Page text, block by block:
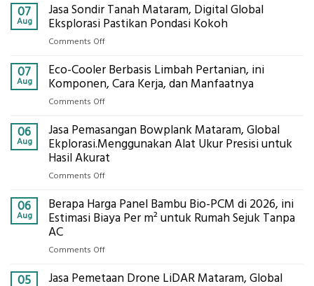
07
Aug
Jasa Sondir Tanah Mataram, Digital Global
Eksplorasi Pastikan Pondasi Kokoh
Comments Offon
Sondir
Tanah
Eksplorasi
Pastikan
Pondasi
Kokoh
07
Aug
Eco-Cooler Berbasis Limbah Pertanian, ini
Komponen, Cara Kerja, dan Manfaatnya
Comments Offon
Cooler
Berbasis
Limbah
Cara
Kerja,
Manfaatnya
06
Aug
Jasa Pemasangan Bowplank Mataram, Global
Ekplorasi.Menggunakan Alat Ukur Presisi untuk
Hasil Akurat
Comments Offon
Pemasangan
Bowplank
Ukur
06
Aug
Berapa Harga Panel Bambu Bio-PCM di 2026, ini
Estimasi Biaya Per m² untuk Rumah Sejuk Tanpa
AC
Comments Offon
Harga
05
Jasa Pemetaan Drone LiDAR Mataram, Global